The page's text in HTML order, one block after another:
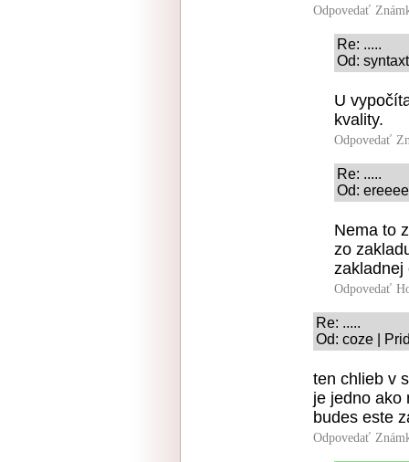
Odpovedať
Re: .....
Od:
U
kvality.
Odpovedať
Re: .....
Od:
Nema to
zo
zakladnej
Odpovedať
Re: .....
Od: coze |
ten chlieb v
je jedno ako
budes este
Odpovedať